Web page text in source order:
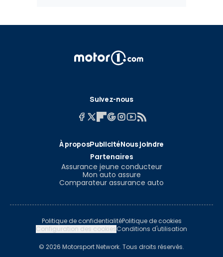
Suivez-nous
À proposPublicitéNous joindre
Partenaires
Assurance jeune conducteur
Mon auto assure
Comparateur assurance auto
Politique de confidentialitéPolitique de cookies
Configuration des cookiesConditions d'utilisation
© 2026 Motorsport Network. Tous droits réservés.